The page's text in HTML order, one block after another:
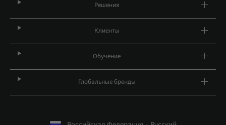
Решения
Клиенты
Обучение
Глобальные бренды